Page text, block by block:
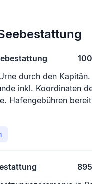
durch den Kapitän.
inkl. Koordinaten
Hafengebühren